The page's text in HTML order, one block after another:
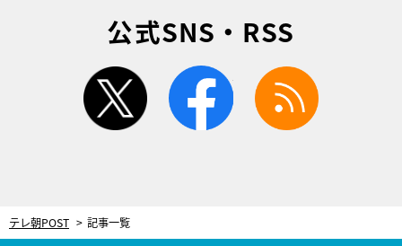
公式SNS・RSS
twitter facebook
テレ朝POST 記事一覧